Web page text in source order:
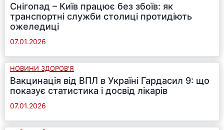
Снігопад – Київ працює без збоїв: як
транспортні служби столиці протидіють
ожеледиці
07.01.2026
НОВИНИ ЗДОРОВ'Я
Вакцинація від ВПЛ в Україні Гардасил 9: що
показує статистика і досвід лікарів
07.01.2026